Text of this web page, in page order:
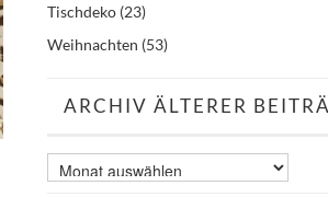
Tischdeko (23)
Weihnachten (53)
ARCHIV ÄLTERER
Archiv
älterer